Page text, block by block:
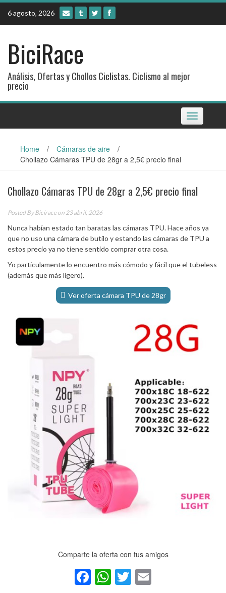
Skip
content
6 agosto, 2026
BiciRace
Análisis, Ofertas y Chollos Ciclistas. Ciclismo al mejor
precio
Toggle
navigation
Home / Cámaras de aire
/
Chollazo Cámaras TPU de 28gr a 2,5€ precio final
Chollazo Cámaras TPU de 28gr a 2,5€ precio final
Posted ByBiciraceon 23 abril, 2026
Nunca habían estado tan baratas las cámaras TPU. Hace años ya
que no uso una cámara de butilo y estando las cámaras de TPU a
estos precio ya no tiene sentido comprar otra cosa.
Yo particulamente lo encuentro más cómodo y fácil que el tubeless
(además que más ligero).
Ver oferta cámara TPU de 28gr
Comparte la oferta con tus amigos
Facebook
WhatsApp
Twitter